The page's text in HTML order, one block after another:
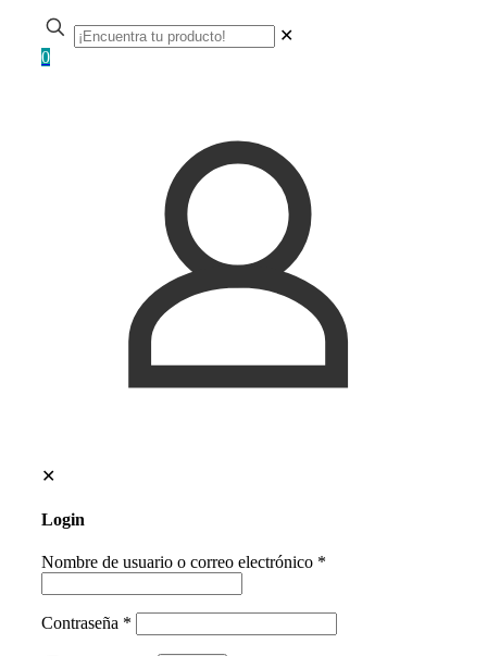
✕
0
✕
Login
Nombre de usuario o correo electrónico *
Contraseña *